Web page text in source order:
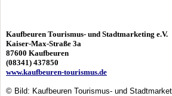
Kaufbeuren Tourismus- und Stadtmarketing e.V.
Kaiser-Max-Straße 3a
87600 Kaufbeuren
(08341) 437850
www.kaufbeuren-tourismus.de
© Bild: Kaufbeuren Tourismus- und